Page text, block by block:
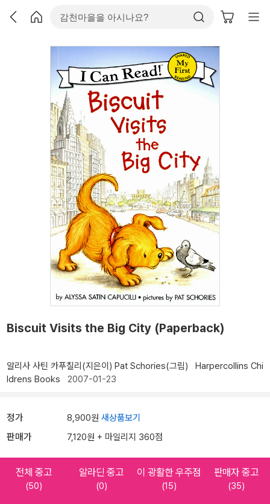
Biscuit Visits the Big City (Paperback)
알리사 사틴 카푸칠리(지은이) Pat Schories(그림)
Harpercollins Chi
ldrens Books 2007-01-23
정가 8,900원 새상품보기
판매가 7,120원 + 마일리지 360점
전체 중고
(50)
알라딘 중고
(0)
이 광활한 우주점
(15)
판매자 중고
(35)